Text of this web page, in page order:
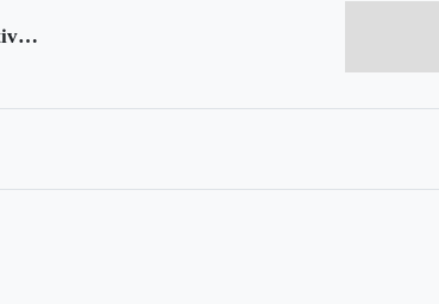
Programación del festival internacional de la cultura